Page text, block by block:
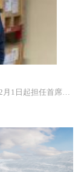
月1日起担任首席执
两个重要品质。